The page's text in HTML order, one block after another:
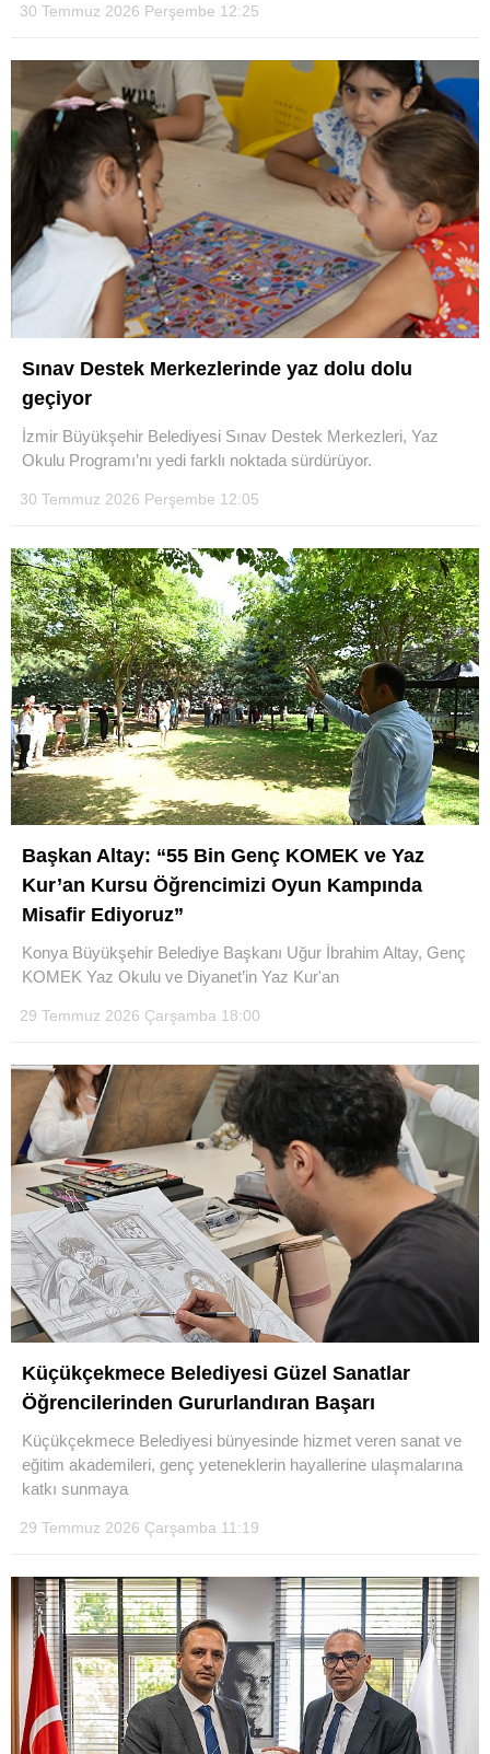
30 Temmuz 2026 Perşembe 12:25
Sınav Destek Merkezlerinde yaz dolu dolu
geçiyor
İzmir Büyükşehir Belediyesi Sınav Destek Merkezleri, Yaz
Okulu Programı’nı yedi farklı noktada sürdürüyor.
30 Temmuz 2026 Perşembe 12:05
Başkan Altay: “55 Bin Genç KOMEK ve Yaz
Kur’an Kursu Öğrencimizi Oyun Kampında
Misafir Ediyoruz”
Konya Büyükşehir Belediye Başkanı Uğur İbrahim Altay, Genç
KOMEK Yaz Okulu ve Diyanet’in Yaz Kur'an
29 Temmuz 2026 Çarşamba 18:00
Küçükçekmece Belediyesi Güzel Sanatlar
Öğrencilerinden Gururlandıran Başarı
Küçükçekmece Belediyesi bünyesinde hizmet veren sanat ve
eğitim akademileri, genç yeteneklerin hayallerine ulaşmalarına
katkı sunmaya
29 Temmuz 2026 Çarşamba 11:19